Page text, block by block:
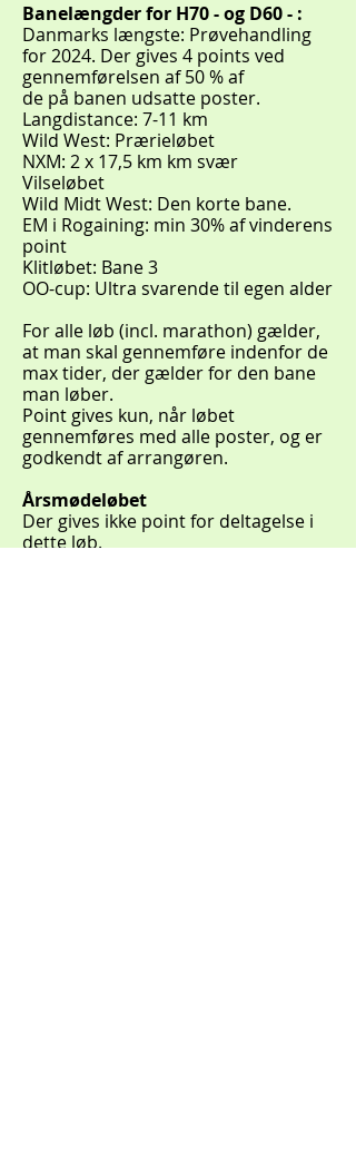
Banelængder for H70 - og D60 - :
Danmarks længste: Prøvehandling
for 2024. Der gives 4 points ved
gennemførelsen af 50 % af
de på banen udsatte poster.
Langdistance: 7-11 km
Wild West: Prærieløbet
NXM: 2 x 17,5 km km svær
Vilseløbet
Wild Midt West: Den korte bane.
EM i Rogaining: min 30% af vinderens
point
Klitløbet: Bane 3
OO-cup: Ultra svarende til egen alder
For alle løb (incl. marathon) gælder,
at man skal gennemføre indenfor de
max tider, der gælder for den bane
man løber.
Point gives kun, når løbet
gennemføres med alle poster, og er
godkendt af arrangøren.
Årsmødeløbet
Der gives ikke point for deltagelse i
dette løb.